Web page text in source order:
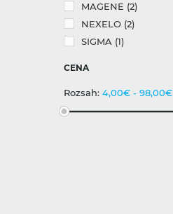
MAGENE (2)
NEXELO (2)
SIGMA (1)
CENA
Rozsah: 4,00€ - 98,00€